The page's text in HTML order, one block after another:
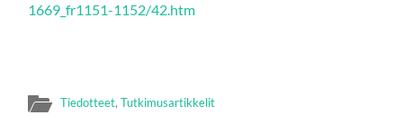
1669_fr1151-1152/42.htm
Tiedotteet,Tutkimusartikkelit